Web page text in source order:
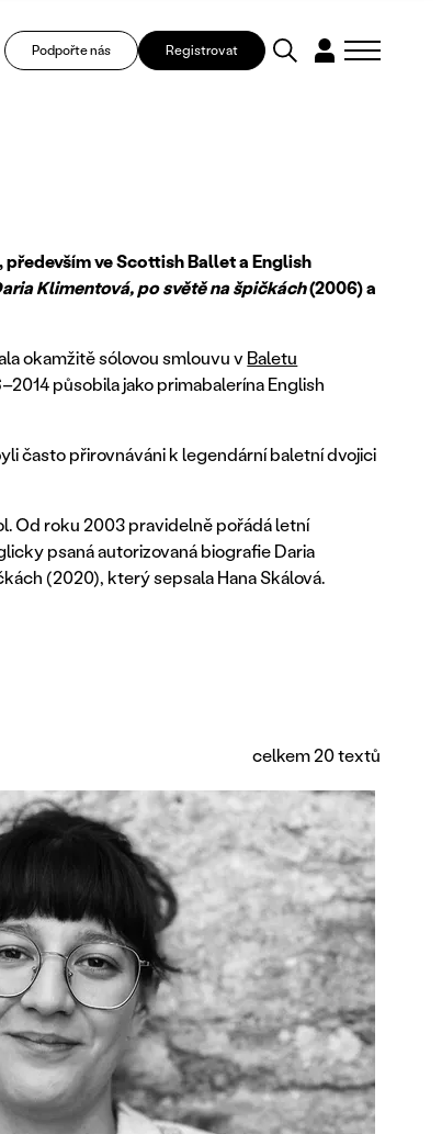
Podpořte nás Registrovat
ve Scottish Ballet a English
Klimentová, po světě na špičkách(2006) a
okamžitě sólovou smlouvu vBaletu
působila jako primabalerína English
často přirovnáváni k legendární baletní dvojici
Od roku 2003 pravidelně pořádá letní
psaná autorizovaná biografieDaria
(2020), který sepsala Hana Skálová.
celkem 20 textů